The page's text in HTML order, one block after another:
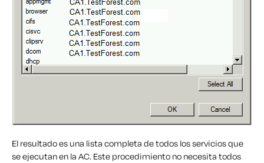
El resultado es una lista completa de todos los servicios que
se ejecutan en la AC. Este procedimiento no necesita todos